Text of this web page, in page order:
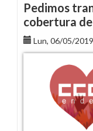
Pedimos
cobertura
Lun, 06/05/